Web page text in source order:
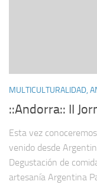
MULTICULTURALIDAD,
::Andorra:: II
Esta vez
venido desde
Degustación de
artesanía Argentina